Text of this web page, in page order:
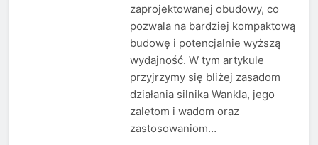
zaprojektowanej obudowy, co
pozwala na bardziej kompaktową
budowę i potencjalnie wyższą
wydajność. W tym artykule
przyjrzymy się bliżej zasadom
działania silnika Wankla, jego
zaletom i wadom oraz
zastosowaniom…